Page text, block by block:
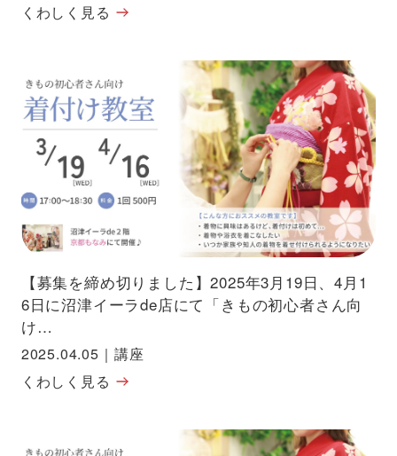
くわしく見る
【募集を締め切りました】2025年3月19日、4月1
6日に沼津イーラde店にて「きもの初心者さん向
け…
2025.04.05 ｜ 講座
くわしく見る